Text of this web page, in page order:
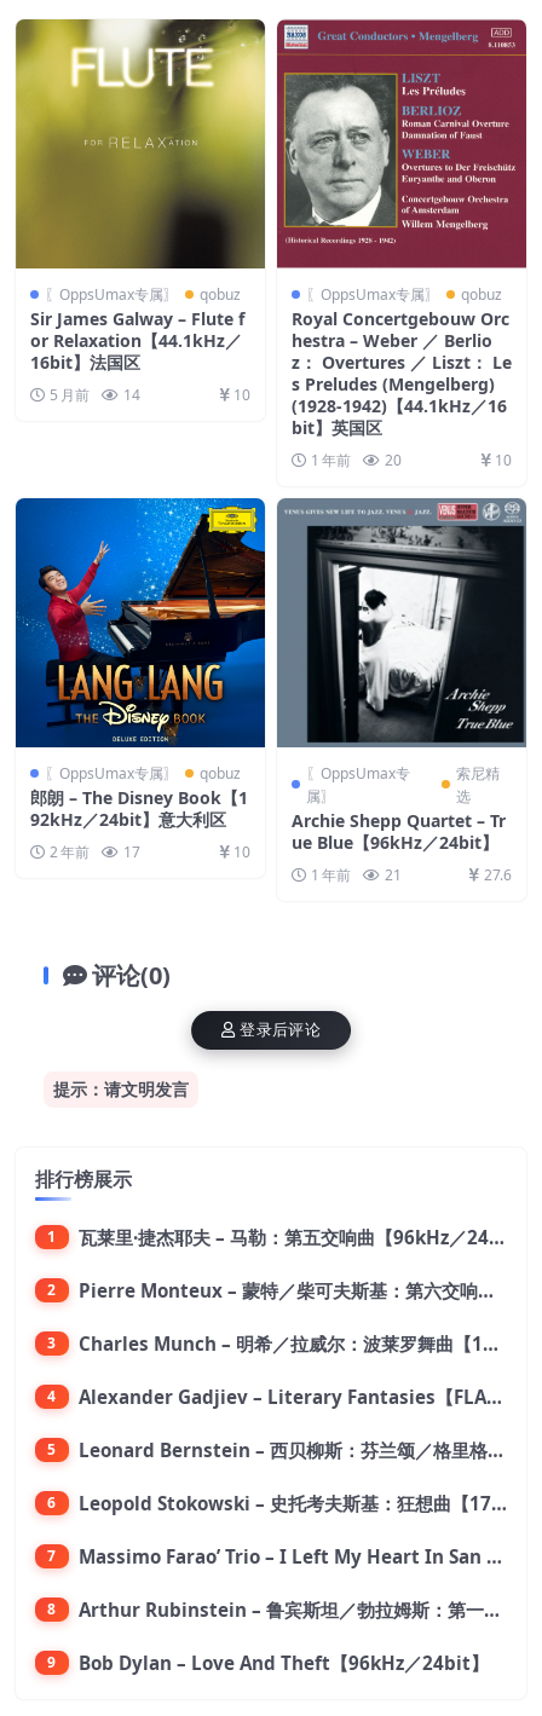
〖OppsUmax专属〗 qobuz
Sir James Galway – Flute f
or Relaxation【44.1kHz／
16bit】法国区
5 月前 14 10
〖OppsUmax专属〗 qobuz
Royal Concertgebouw Orc
hestra – Weber ／ Berlio
z： Overtures ／ Liszt： Le
s Preludes (Mengelberg)
(1928-1942)【44.1kHz／16
bit】英国区
1 年前 20 10
〖OppsUmax专属〗 qobuz
郎朗 – The Disney Book【1
92kHz／24bit】意大利区
2 年前 17 10
〖OppsUmax专
属〗
索尼精
选
Archie Shepp Quartet – Tr
ue Blue【96kHz／24bit】
1 年前 21 27.6
评论(0)
提示：请文明发言
登录后评论
排行榜展示
1 瓦莱里·捷杰耶夫 – 马勒：第五交响曲【96kHz／24bit】
2 Pierre Monteux – 蒙特／柴可夫斯基：第六交响曲【176.4kHz／24bit】
3 Charles Munch – 明希／拉威尔：波莱罗舞曲【176.4kHz／24bit】
4 Alexander Gadjiev – Literary Fantasies【FLAC 192】
5 Leonard Bernstein – 西贝柳斯：芬兰颂／格里格：培尔·金特组曲【44.1kHz／24bit】
6 Leopold Stokowski – 史托考夫斯基：狂想曲【176.4kHz／24bit】
7 Massimo Farao’ Trio – I Left My Heart In San Francisco (2.8MHz DSD)【2.8MHz／1bit】
8 Arthur Rubinstein – 鲁宾斯坦／勃拉姆斯：第一钢琴协奏曲【176.4kHz／24bit】
9 Bob Dylan – Love And Theft【96kHz／24bit】